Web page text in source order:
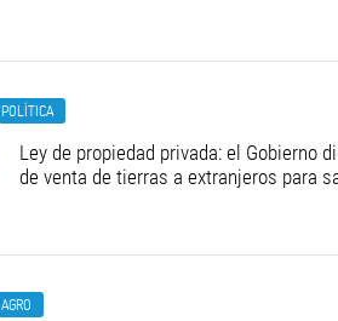
POLÍTICA
Ley de propiedad privada: el Gobierno
de venta de tierras a extranjeros para
AGRO